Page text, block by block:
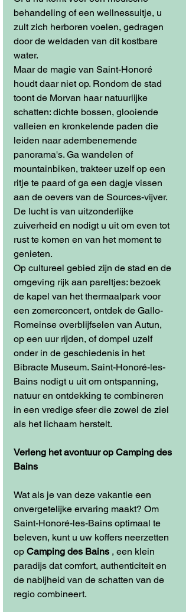
behandeling of een wellnessuitje, u
zult zich herboren voelen, gedragen
door de weldaden van dit kostbare
water.
Maar de magie van Saint-Honoré
houdt daar niet op. Rondom de stad
toont de Morvan haar natuurlijke
schatten: dichte bossen, glooiende
valleien en kronkelende paden die
leiden naar adembenemende
panorama's. Ga wandelen of
mountainbiken, trakteer uzelf op een
ritje te paard of ga een dagje vissen
aan de oevers van de Sources-vijver.
De lucht is van uitzonderlijke
zuiverheid en nodigt u uit om even tot
rust te komen en van het moment te
genieten.
Op cultureel gebied zijn de stad en de
omgeving rijk aan pareltjes: bezoek
de kapel van het thermaalpark voor
een zomerconcert, ontdek de Gallo-
Romeinse overblijfselen van Autun,
op een uur rijden, of dompel uzelf
onder in de geschiedenis in het
Bibracte Museum. Saint-Honoré-les-
Bains nodigt u uit om ontspanning,
natuur en ontdekking te combineren
in een vredige sfeer die zowel de ziel
als het lichaam herstelt.
Verleng het avontuur op Camping des
Bains
Wat als je van deze vakantie een
onvergetelijke ervaring maakt? Om
Saint-Honoré-les-Bains optimaal te
beleven, kunt u uw koffers neerzetten
op Camping des Bains , een klein
paradijs dat comfort, authenticiteit en
de nabijheid van de schatten van de
regio combineert.